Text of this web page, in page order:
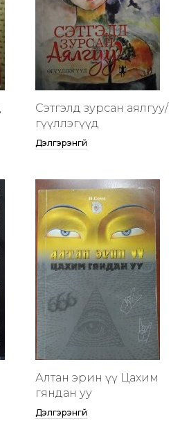
Сэтгэлд зурсан аялгуу/
өгүүллэгүүд
Дэлгэрэнгүй
Алтан эрин үү Цахим
гяндан уу
Дэлгэрэнгүй